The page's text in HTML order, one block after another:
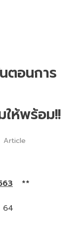
ตอนการ
ห้พร้อม!!
Article
**
64